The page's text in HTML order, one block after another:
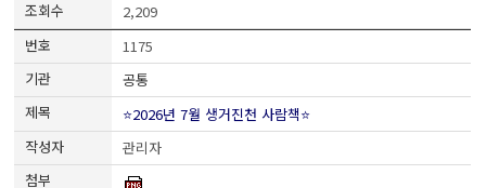
2,209
1175
공통
⭐2026년 7월 생거진천 사람책⭐
관리자